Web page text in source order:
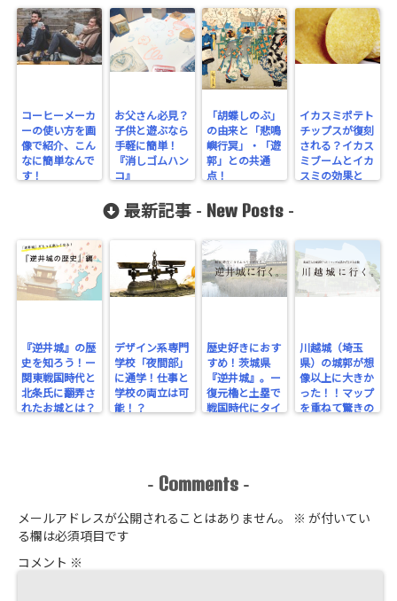
コーヒーメーカ
ーの使い方を画
像で紹介、こん
なに簡単なんで
す！
お父さん必見？
子供と遊ぶなら
手軽に簡単！
『消しゴムハン
コ』
「胡蝶しのぶ」
の由来と「悲鳴
嶼行冥」・「遊
郭」との共通
点！
イカスミポテト
チップスが復刻
される？イカス
ミブームとイカ
スミの効果と
最新記事 - New Posts -
『逆井城』の歴
史を知ろう！ー
関東戦国時代と
北条氏に翻弄さ
れたお城とは？
デザイン系専門
学校「夜間部」
に通学！仕事と
学校の両立は可
能！？
歴史好きにおす
すめ！茨城県
『逆井城』。ー
復元櫓と土塁で
戦国時代にタイ
川越城（埼玉
県）の城郭が想
像以上に大きか
った！！マップ
を重ねて驚きの
- Comments -
メールアドレスが公開されることはありません。 ※ が付いてい
る欄は必須項目です
コメント ※